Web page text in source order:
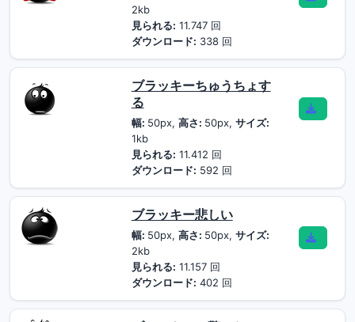
2kb
見られる: 11.747 回
ダウンロード: 338 回
ブラッキーちゅうちょす
る
幅: 50px, 高さ: 50px, サイズ:
1kb
見られる: 11.412 回
ダウンロード: 592 回
ブラッキー悲しい
幅: 50px, 高さ: 50px, サイズ:
2kb
見られる: 11.157 回
ダウンロード: 402 回